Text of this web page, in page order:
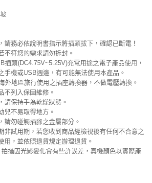
請務必依說明書指示將插頭拔下，確認已斷電！
不符您的需求請勿拆封。
插頭(DC4.75V~5.25V)充電用途之電子產品使用，
手機或USB週邊，有可能無法使用本產品。
外地區旅行使用之插座轉換器，不做電壓轉換。
不列入保固維修。
請保持手為乾燥狀態。
兒不易取得地方。
請勿碰觸插腳之金屬部分。
非試用期，若您收到商品經檢視後有任何不合意之
用，並依照退貨規定辦理退貨。
拍攝因光影變化會有些許誤差，真機顏色以實際產